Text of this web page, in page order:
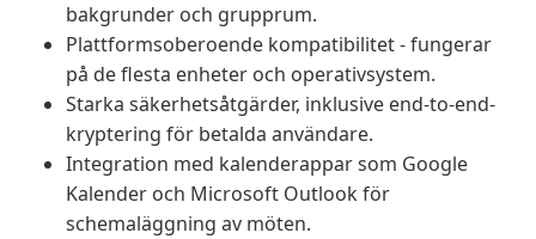
bakgrunder och grupprum.
Plattformsoberoende kompatibilitet - fungerar
på de flesta enheter och operativsystem.
Starka säkerhetsåtgärder, inklusive end-to-end-
kryptering för betalda användare.
Integration med kalenderappar som Google
Kalender och Microsoft Outlook för
schemaläggning av möten.